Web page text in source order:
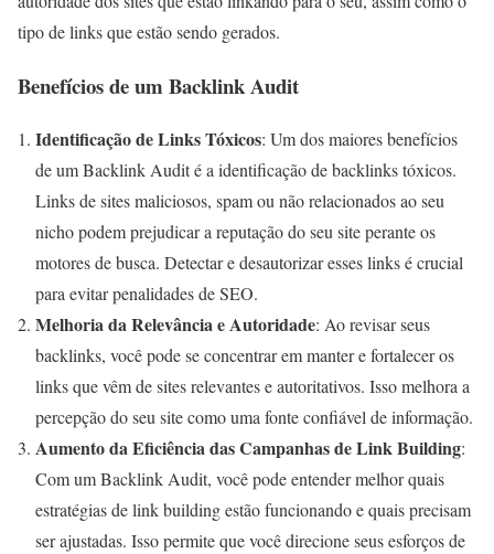
tipo de links que estão sendo gerados.
Benefícios de um Backlink Audit
Identificação de Links Tóxicos: Um dos maiores benefícios
de um Backlink Audit é a identificação de backlinks tóxicos.
Links de sites maliciosos, spam ou não relacionados ao seu
nicho podem prejudicar a reputação do seu site perante os
motores de busca. Detectar e desautorizar esses links é crucial
para evitar penalidades de SEO.
Melhoria da Relevância e Autoridade: Ao revisar seus
backlinks, você pode se concentrar em manter e fortalecer os
links que vêm de sites relevantes e autoritativos. Isso melhora a
percepção do seu site como uma fonte confiável de informação.
Aumento da Eficiência das Campanhas de Link Building:
Com um Backlink Audit, você pode entender melhor quais
estratégias de link building estão funcionando e quais precisam
ser ajustadas. Isso permite que você direcione seus esforços de